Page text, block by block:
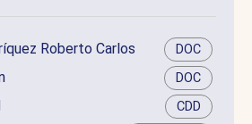
Roberto Carlos DOC
DOC
CDD